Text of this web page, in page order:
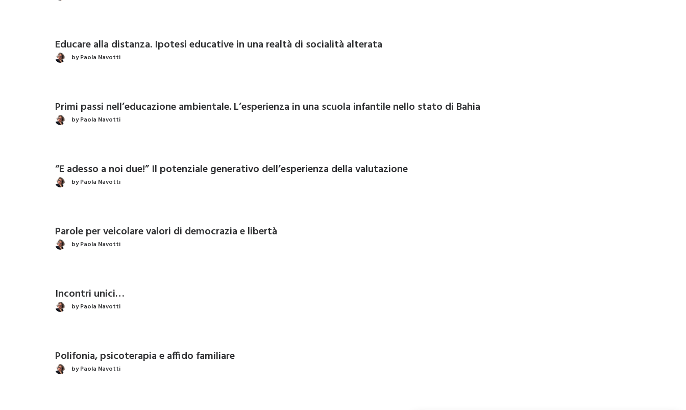
Educare alla distanza. Ipotesi educative in una realtà di socialità alterata
by Paola Navotti
Primi passi nell’educazione ambientale. L’esperienza in una scuola infantile nello stato di Bahia
by Paola Navotti
“E adesso a noi due!” Il potenziale generativo dell’esperienza della valutazione
by Paola Navotti
Parole per veicolare valori di democrazia e libertà
by Paola Navotti
Incontri unici…
by Paola Navotti
Polifonia, psicoterapia e affido familiare
by Paola Navotti